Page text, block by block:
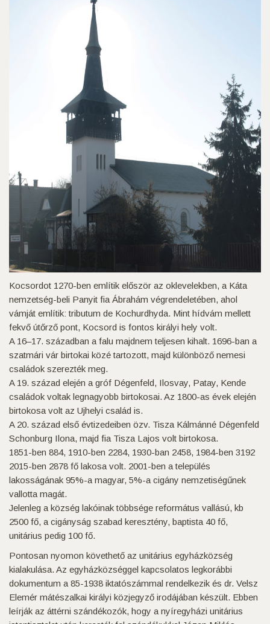
Kocsordot 1270-ben említik először az oklevelekben, a Káta
nemzetség-beli Panyit fia Ábrahám végrendeletében, ahol
vámját említik: tributum de Kochurdhyda. Mint hídvám mellett
fekvő útőrző pont, Kocsord is fontos királyi hely volt.
A 16–17. században a falu majdnem teljesen kihalt. 1696-ban a
szatmári vár birtokai közé tartozott, majd különböző nemesi
családok szerezték meg.
A 19. század elején a gróf Dégenfeld, Ilosvay, Patay, Kende
családok voltak legnagyobb birtokosai. Az 1800-as évek elején
birtokosa volt az Ujhelyi család is.
A 20. század első évtizedeiben özv. Tisza Kálmánné Dégenfeld
Schonburg Ilona, majd fia Tisza Lajos volt birtokosa.
1851-ben 884, 1910-ben 2284, 1930-ban 2458, 1984-ben 3192
2015-ben 2878 fő lakosa volt. 2001-ben a település
lakosságának 95%-a magyar, 5%-a cigány nemzetiségűnek
vallotta magát.
Jelenleg a község lakóinak többsége református vallású, kb
2500 fő, a cigányság szabad keresztény, baptista 40 fő,
unitárius pedig 100 fő.
Pontosan nyomon követhető az unitárius egyházközség
kialakulása. Az egyházközséggel kapcsolatos legkorábbi
dokumentum a 85-1938 iktatószámmal rendelkezik és dr. Velsz
Elemér mátészalkai királyi közjegyző irodájában készült. Ebben
leírják az áttérni szándékozók, hogy a nyíregyházi unitárius